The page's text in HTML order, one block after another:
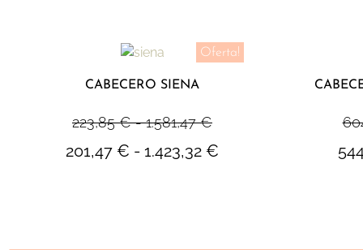
Oferta!
CABECERO SIENA
223,85€ - 1.581,47€
201,47 € - 1.423,32 €